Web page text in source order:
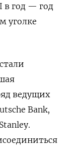
в год — год
уголке
ведущих
Bank,